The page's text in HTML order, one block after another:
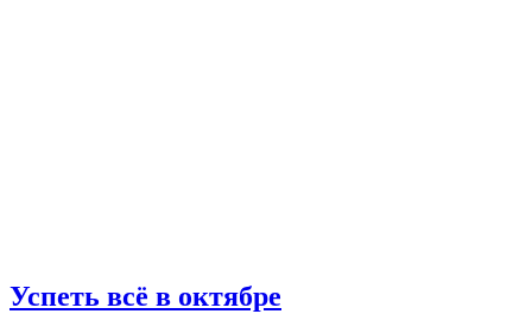
Успеть всё в октябре